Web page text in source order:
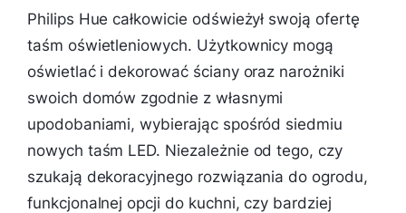
Philips Hue całkowicie odświeżył swoją ofertę
taśm oświetleniowych. Użytkownicy mogą
oświetlać i dekorować ściany oraz narożniki
swoich domów zgodnie z własnymi
upodobaniami, wybierając spośród siedmiu
nowych taśm LED. Niezależnie od tego, czy
szukają dekoracyjnego rozwiązania do ogrodu,
funkcjonalnej opcji do kuchni, czy bardziej